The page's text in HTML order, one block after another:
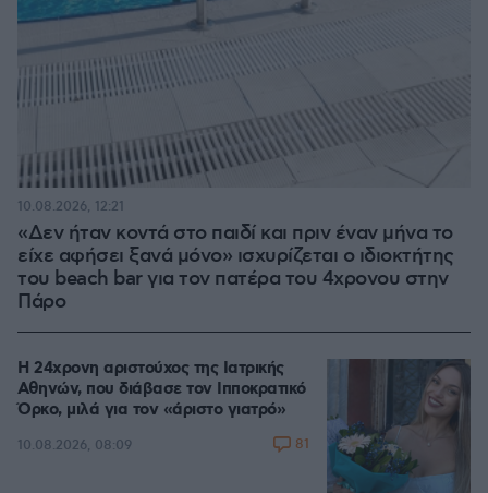
«Δεν ήταν κοντά στο παιδί και πριν έναν μήνα το
είχε αφήσει ξανά μόνο» ισχυρίζεται ο ιδιοκτήτης
του beach bar για τον πατέρα του 4χρονου στην
Πάρο
10.08.2026, 12:21
Η 24χρονη αριστούχος της Ιατρικής
Αθηνών, που διάβασε τον Ιπποκρατικό
Όρκο, μιλά για τον «άριστο γιατρό»
10.08.2026, 08:09 81